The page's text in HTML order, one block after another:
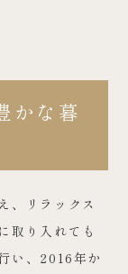
かな暮
、リラックス
取り入れても
い、2016年か